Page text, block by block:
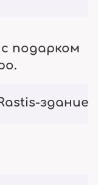
подарком
здание